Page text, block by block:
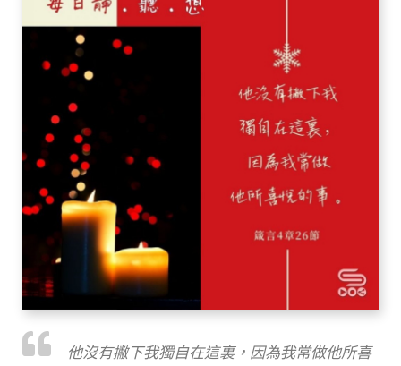
他沒有撇下我獨自在這裏，因為我常做他所喜